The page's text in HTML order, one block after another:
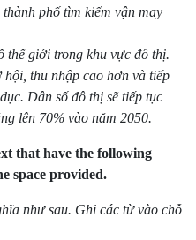
phố tìm kiếm vận may
thế giới trong khu vực đô thị.
thu nhập cao hơn và tiếp
Dân số đô thị sẽ tiếp tục
lên 70% vào năm 2050.
that have the following
space provided.
như sau. Ghi các từ vào chỗ